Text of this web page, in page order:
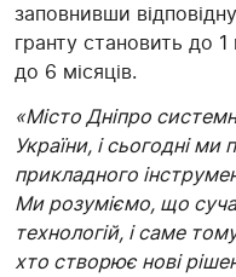
заповнивши
гранту становить до 1
до 6 місяців.
«Місто Дніпро
України, і сьогодні
прикладного
Ми розуміємо, що
технологій, і саме
хто створює нові